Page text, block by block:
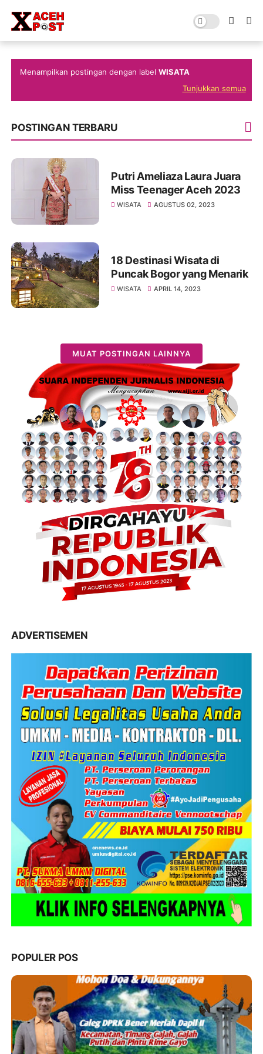
Menampilkan postingan dengan labelWISATA
Tunjukkan semua
POSTINGAN TERBARU
Putri Ameliaza Laura Juara
Miss Teenager Aceh 2023
WISATA AGUSTUS 02, 2023
18 Destinasi Wisata di
Puncak Bogor yang Menarik
WISATA APRIL 14, 2023
MUAT POSTINGAN LAINNYA
ADVERTISEMEN
POPULER POS